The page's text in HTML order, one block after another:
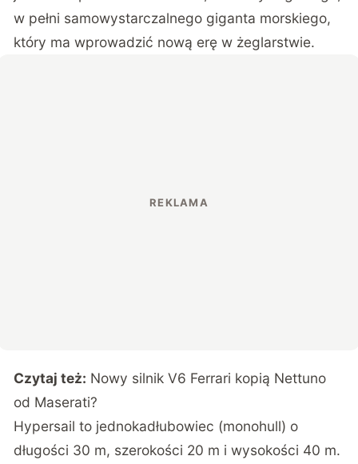
w pełni samowystarczalnego giganta morskiego,
który ma wprowadzić nową erę w żeglarstwie.
Czytaj też: Nowy silnik V6 Ferrari kopią Nettuno
od Maserati?
Hypersail to jednokadłubowiec (monohull) o
długości 30 m, szerokości 20 m i wysokości 40 m.